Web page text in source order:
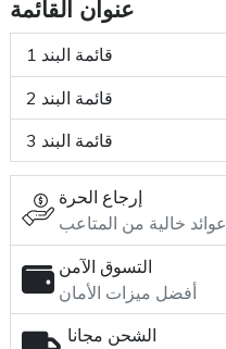
عنوان القائمة
قائمة البند 1
قائمة البند 2
قائمة البند 3
إرجاع الحرة
عوائد خالية من المتاعب
التسوق الآمن
أفضل ميزات الأمان
الشحن مجانا